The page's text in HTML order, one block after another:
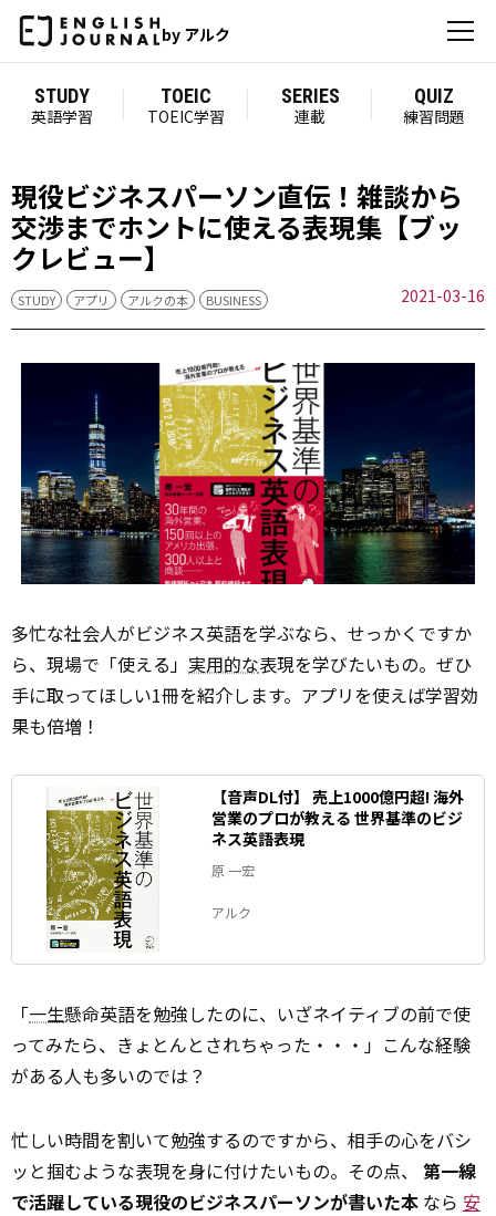
by アルク
STUDY
英語学習
TOEIC
TOEIC学習
SERIES
連載
QUIZ
練習問題
現役ビジネスパーソン直伝！雑談から
交渉までホントに使える表現集【ブッ
クレビュー】
STUDY アプリ アルクの本 BUSINESS 2021-03-16
多忙な社会人がビジネス英語を学ぶなら、せっかくですか
ら、現場で「使える」 実用的な表現を学びたいもの。ぜひ
手に取ってほしい1冊を紹介します。アプリを使えば学習効
果も倍増！
【音声DL付】 売上1000億円超! 海外
営業のプロが教える 世界基準のビジ
ネス英語表現
原 一宏
アルク
「一生懸命英語を勉強したのに、いざネイティブの前で使
ってみたら、きょとんとされちゃった・・・」こんな経験
がある人も多いのでは？
忙しい時間を割いて勉強するのですから、相手の心をバシ
ッと掴むような表現を身に付けたいもの。その点、 第一線
で活躍している現役のビジネスパーソンが書いた本 なら 安